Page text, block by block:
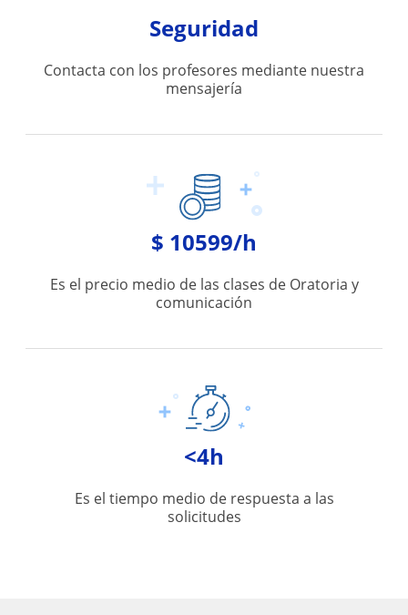
Seguridad
Contacta con los profesores mediante nuestra
mensajería
$ 10599/h
Es el precio medio de las clases de Oratoria y
comunicación
<4h
Es el tiempo medio de respuesta a las
solicitudes